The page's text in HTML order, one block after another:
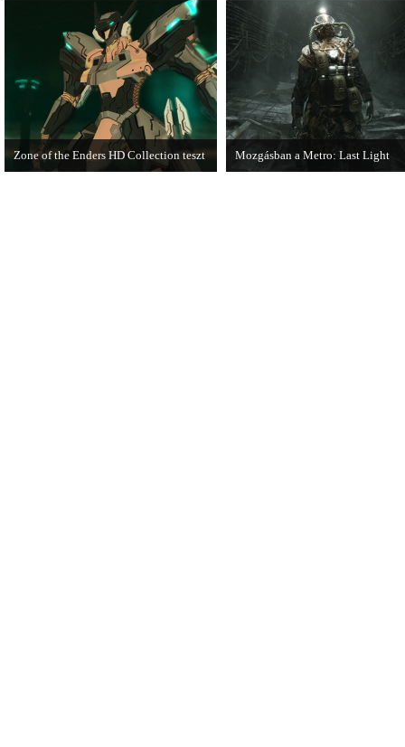
A felnőtteknek szóló játékok csak este tizenegy és hajnali három között
Nintendo eShopban.
Zone of the Enders HD Collection teszt Mozgásban a Metro: Last Light